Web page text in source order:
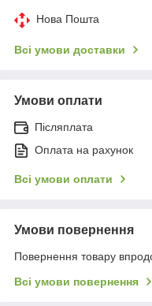
Нова Пошта
Всі умови доставки
Умови оплати
Післяплата
Оплата на рахунок
Всі умови оплати
Умови повернення
Повернення товару
Всі умови повернення